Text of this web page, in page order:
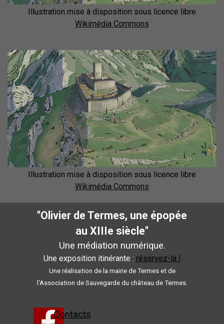
Illustration mise à disposition sous licence libre
Wikimédia Commons
Illustration mise à disposition sous licence libre
Wikimédia Commons
"Olivier de Termes, une épopée
au XIIIe siècle"
Une médiation numérique.
Une exposition itinérante : réservez-là !
Une réalisation de la mairie de Termes et de
l'Association de Sauvegarde du château de Termes.
Contacts